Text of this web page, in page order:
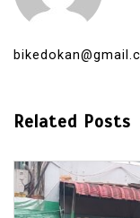
Related Posts